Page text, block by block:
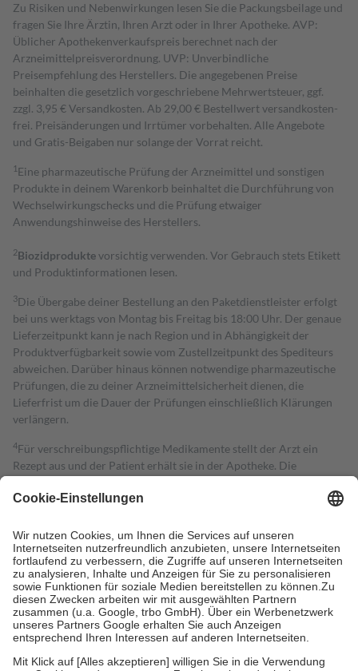
Zu Risiken und Nebenwirkungen lesen Sie die Packungsbeilage und
fragen Sie Ihre Ärztin, Ihren Arzt oder in Ihrer Apotheke. AVP:
Üblicher Apothekenverkaufspreis berechnet nach der
Arzneimittelpreisverordnung. UVP: Unverbindliche
Preisempfehlung des Herstellers. Die angegebenen Preise
beinhalten die gesetzlich vorgeschriebene Mehrwertsteuer, ggf.
zzgl. 3,95 € Versandkosten. Ab 29,00 € Bestell­wert versand­kosten­
frei. Preisänderungen und Irrtümer vorbehalten. Alle Angebote
und Gratis-Beigaben nur solange der Vorrat reicht.
1 Eine pharmazeutische Prüfung der Arzneimittel und sonstigen
Produkte in deinem Warenkorb beinhaltet die Durchführung von
Wechselwirkungschecks und die Prüfung etwaiger
Anwendungshinweise des Herstellers.
2Biozidproduktevorsichtig verwenden. Vor Gebrauch stets Etikett
und Produktinformationen lesen.
3Die Übergabe deiner Bestellung an den Paketdienstleister erfolgt
bei uns werktags von Montag bis Freitag bis 18:00 Uhr. Der genaue
Lieferzeitpunkt kann je nach Region und in Abhängigkeit der
Produktverfügbarkeit sowie vom Zustellzeitpunkt des Spediteurs
abweichen. Darüber hinaus können notwendige pharmazeutische
Prüfungen, die zu deiner Arzneimittelsicherheit dienen, die
Lieferfrist um die Dauer der Prüfungen einschließlich Klärungen
verlängern.
4Für verschreibungspflichtige Medikamente stellt der Arzt ein
Rezept aus und der Patient erhält sie in der Apotheke. Die
Kosten dafür, der Versicherte trägt einen Teil davon als Zuzahlung
Grundsätzlich leisten Mitglieder Zuzahlungen in Höhe von zehn
Prozent des Abgabepreises,mindestensjedochfünf Euround
höchstens zehn Euro.Es sind jedoch nie mehr als die tatsächlichen
Kosten der Leistung zu entrichten.
Diese Regeln gelten grundsätzlich auch für Online-Apotheken.
Bei Heilmitteln und häuslicher Krankenpflege beträgt die
Zuzahlung zehn Prozent der Kosten sowie zehn Euro je
Um das Engagement der Versicherten für ihre eigene Gesundheit zu